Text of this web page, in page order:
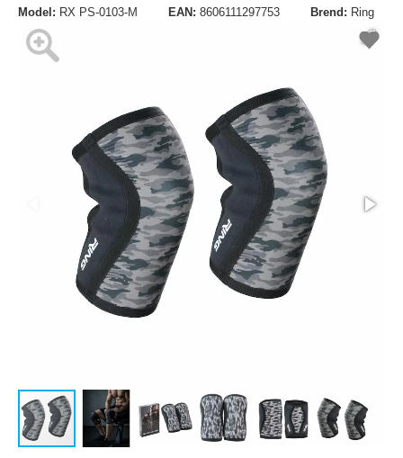
Model: RX PS-0103-M EAN: 8606111297753 Brend: Ring